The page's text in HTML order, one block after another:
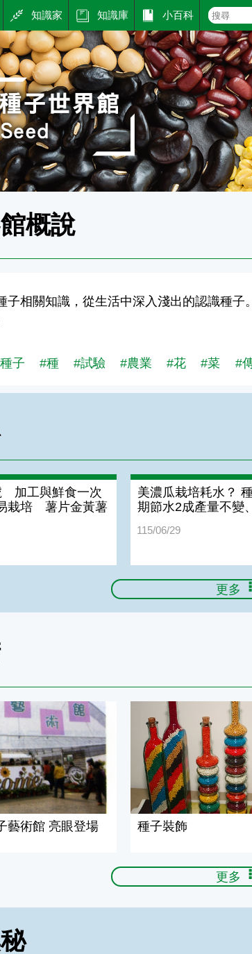
知識家 知識庫 小百科
概說
子相關知識，從生活中深入淺出的認識種
子 #種 #試驗 #農業 #花 #菜 #
加工與鮮食一次
栽培 薯片金黃薯
美濃瓜栽培耗水？
期節水2成產量不變
115/06/29
更多
術館 亮眼登場
藝術館 亮眼登場
種子裝飾
種子裝飾
更多